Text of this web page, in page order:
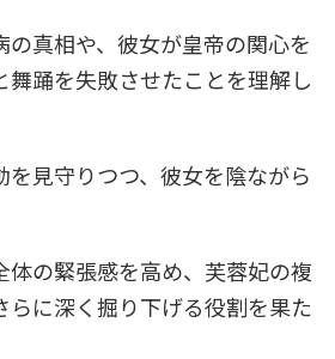
真相や、彼女が皇帝の関心を
踊を失敗させたことを理解し
見守りつつ、彼女を陰ながら
体の緊張感を高め、芙蓉妃の複
らに深く掘り下げる役割を果た